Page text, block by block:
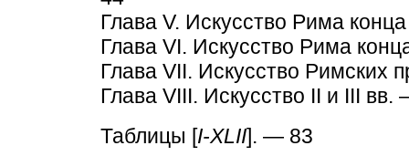
Глава V. Искусство Рима
Глава VI. Искусство Рима
Глава VII. Искусство Римских
Глава VIII. Искусство II и III вв.
Таблицы [I-XLII]. — 83